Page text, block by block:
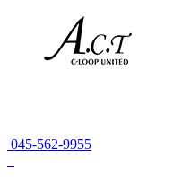
045-562-9955